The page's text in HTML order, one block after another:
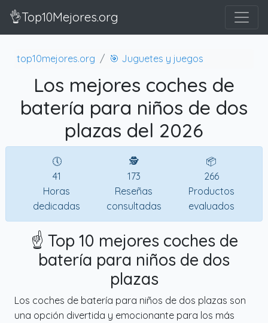
👌Top10Mejores.org
top10mejores.org 🎯 Juguetes y juegos
Los mejores coches de
batería para niños de dos
plazas del 2026
🕔
41
Horas
dedicadas
🕵
173
Reseñas
consultadas
📦
266
Productos
evaluados
☝️ Top 10 mejores coches de
batería para niños de dos
plazas
Los coches de batería para niños de dos plazas son
una opción divertida y emocionante para los más